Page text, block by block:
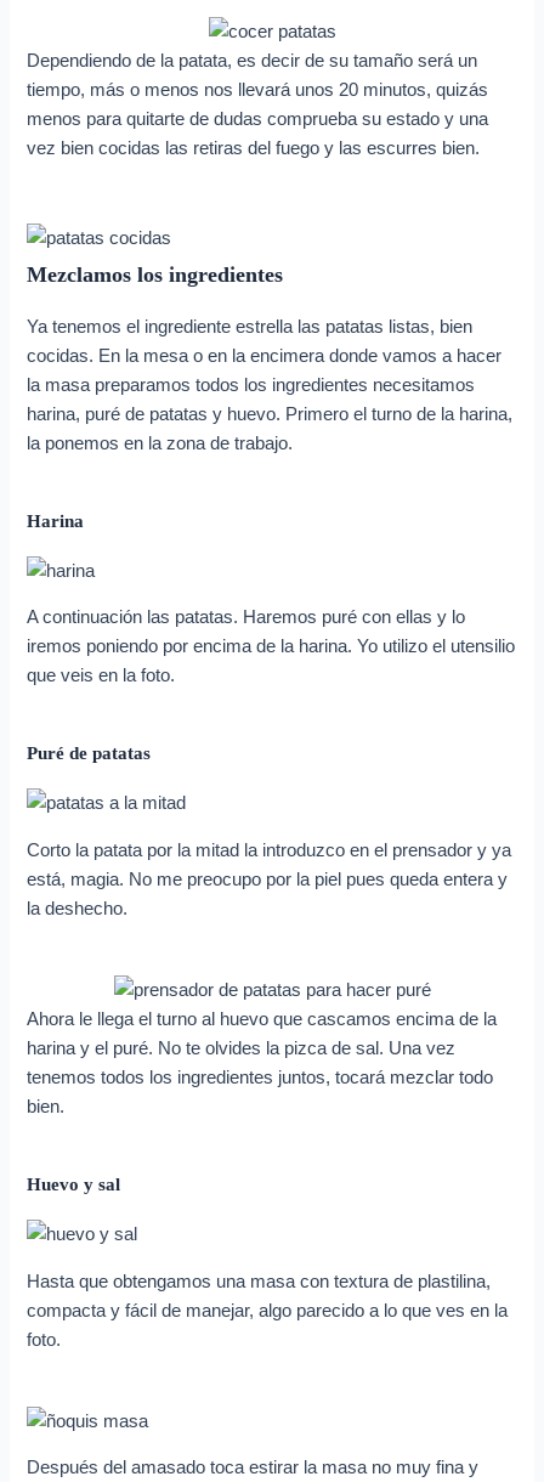
Dependiendo de la patata, es decir de su tamaño será un
tiempo, más o menos nos llevará unos 20 minutos, quizás
menos para quitarte de dudas comprueba su estado y una
vez bien cocidas las retiras del fuego y las escurres bien.
Mezclamos los ingredientes
Ya tenemos el ingrediente estrella las patatas listas, bien
cocidas. En la mesa o en la encimera donde vamos a hacer
la masa preparamos todos los ingredientes necesitamos
harina, puré de patatas y huevo. Primero el turno de la harina,
la ponemos en la zona de trabajo.
Harina
A continuación las patatas. Haremos puré con ellas y lo
iremos poniendo por encima de la harina. Yo utilizo el utensilio
que veis en la foto.
Puré de patatas
Corto la patata por la mitad la introduzco en el prensador y ya
está, magia. No me preocupo por la piel pues queda entera y
la deshecho.
Ahora le llega el turno al huevo que cascamos encima de la
harina y el puré. No te olvides la pizca de sal. Una vez
tenemos todos los ingredientes juntos, tocará mezclar todo
bien.
Huevo y sal
Hasta que obtengamos una masa con textura de plastilina,
compacta y fácil de manejar, algo parecido a lo que ves en la
foto.
Después del amasado toca estirar la masa no muy fina y